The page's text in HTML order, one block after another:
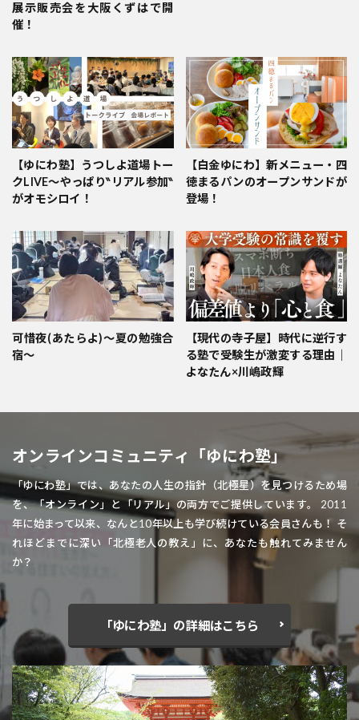
展示販売会を大阪くずはで開
催！
【ゆにわ塾】うつしよ道場トー
クLIVE～やっぱり‶リアル参加‶
がオモシロイ！
【白金ゆにわ】新メニュー・四
徳まるパンのオープンサンドが
登場！
可惜夜(あたらよ)〜夏の勉強合
宿〜
【現代の寺子屋】時代に逆行す
る塾で受験生が激変する理由｜
よなたん×川嶋政輝
オンラインコミュニティ「ゆにわ塾」
「ゆにわ塾」では、あなたの人生の指針（北極星）を見つけるため場
を、「オンライン」と「リアル」の両方でご提供しています。 2011
年に始まって以来、なんと10年以上も学び続けている会員さんも！ そ
れほどまでに深い「北極老人の教え」に、あなたも触れてみません
か？
「ゆにわ塾」の詳細はこちら